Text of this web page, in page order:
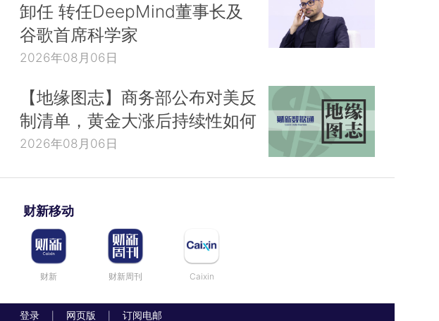
卸任 转任DeepMind董事长及
谷歌首席科学家
2026年08月06日
【地缘图志】商务部公布对美反
制清单，黄金大涨后持续性如何
2026年08月06日
财新移动
财新 财新周刊 Caixin
登录 网页版 订阅电邮